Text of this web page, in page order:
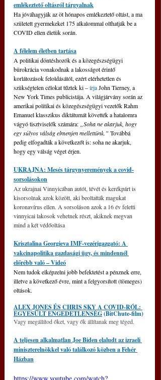
emlékeztető oltásról tárgyalnak
Ha jóváhagyják az öt hónapos emlékeztető oltást, a ma
született gyermekeket 175 alkalommal olthatják be a
COVID ellen életük során.
A félelem életben tartása
A politikai döntéshozók és a közegészségügyi
bürokrácia vonakodnak a lakosságot érintő
korlátozások feloldásától, ezért elérhetetlen és
szükségtelen célokat tűztek ki – írja John Tierney, a
New York Times publicistája. A világjárvány során az
amerikai politikai és közegészségügyi vezetők Rahm
Emanuel klasszikus diktátumát követték a hatalomra
vágyó tisztviselők számára:
„Soha ne akarjuk, hogy
egy súlyos válság elmenjen mellettünk.” Továbbá
pedig elfogadták a következőt is: soha ne akarjuk,
hogy egy válság véget érjen.
UKRAJNA: Mesés tárgynyeremények a covid-
sorsolásokon
Az ukrajnai Vinnyicában autót, tévét és kerékpárt is
kisorsolnak azok között, aki beoltatták magukat
koronavírus ellen. A sorsoláson azok a 16 év feletti
vinnyicai lakosok vehetnek részt, akiknek megvan
mind a két védőoltása
Krisztalina Georgieva IMF-vezérigazgató: A
vakcinapolitika gazdasági ügy, és mindennél
előrébb való – Videó
Nem tudok elképzelni jobb befektetést a pénznek erre,
illetve a következő évre, mint a felgyorsított (tömeges)
oltások.
ALEX JONES ÉS CHRIS SKY A COVID-RÓL:
EGYESÜLT ENGEDETLENSÉG (BitChute-film)
Vagy megállítod őket, vagy ők állítanak meg téged.
A teljesen alkalmatlan Joe Biden elaludt az izraeli
miniszterelnökkel való találkozó közben a Fehér
Házban